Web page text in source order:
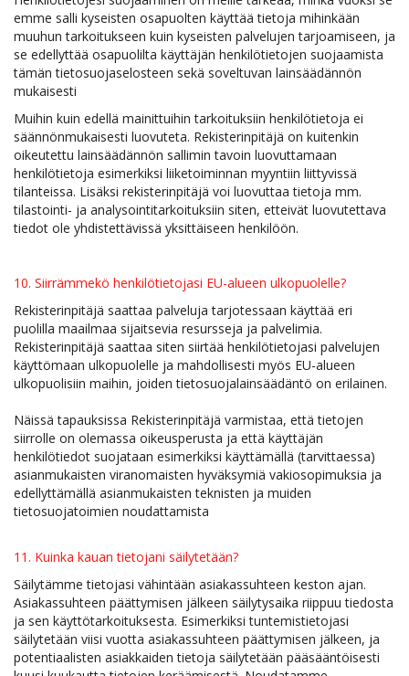
emme salli kyseisten osapuolten käyttää tietoja mihinkään
muuhun tarkoitukseen kuin kyseisten palvelujen tarjoamiseen, ja
se edellyttää osapuolilta käyttäjän henkilötietojen suojaamista
tämän tietosuojaselosteen sekä soveltuvan lainsäädännön
mukaisesti
Muihin kuin edellä mainittuihin tarkoituksiin henkilötietoja ei
säännönmukaisesti luovuteta. Rekisterinpitäjä on kuitenkin
oikeutettu lainsäädännön sallimin tavoin luovuttamaan
henkilötietoja esimerkiksi liiketoiminnan myyntiin liittyvissä
tilanteissa. Lisäksi rekisterinpitäjä voi luovuttaa tietoja mm.
tilastointi- ja analysointitarkoituksiin siten, etteivät luovutettava
tiedot ole yhdistettävissä yksittäiseen henkilöön.
10. Siirrämmekö henkilötietojasi EU-alueen ulkopuolelle?
Rekisterinpitäjä saattaa palveluja tarjotessaan käyttää eri
puolilla maailmaa sijaitsevia resursseja ja palvelimia.
Rekisterinpitäjä saattaa siten siirtää henkilötietojasi palvelujen
käyttömaan ulkopuolelle ja mahdollisesti myös EU-alueen
ulkopuolisiin maihin, joiden tietosuojalainsäädäntö on erilainen.
Näissä tapauksissa Rekisterinpitäjä varmistaa, että tietojen
siirrolle on olemassa oikeusperusta ja että käyttäjän
henkilötiedot suojataan esimerkiksi käyttämällä (tarvittaessa)
asianmukaisten viranomaisten hyväksymiä vakiosopimuksia ja
edellyttämällä asianmukaisten teknisten ja muiden
tietosuojatoimien noudattamista
11. Kuinka kauan tietojani säilytetään?
Säilytämme tietojasi vähintään asiakassuhteen keston ajan.
Asiakassuhteen päättymisen jälkeen säilytysaika riippuu tiedosta
ja sen käyttötarkoituksesta. Esimerkiksi tuntemistietojasi
säilytetään viisi vuotta asiakassuhteen päättymisen jälkeen, ja
potentiaalisten asiakkaiden tietoja säilytetään pääsääntöisesti